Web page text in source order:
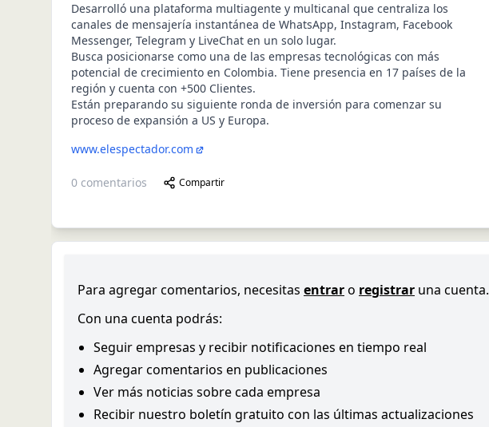
Desarrolló una plataforma multiagente y multicanal que centraliza los
canales de mensajería instantánea de WhatsApp, Instagram, Facebook
Messenger, Telegram y LiveChat en un solo lugar.
Busca posicionarse como una de las empresas tecnológicas con más
potencial de crecimiento en Colombia. Tiene presencia en 17 países de la
región y cuenta con +500 Clientes.
Están preparando su siguiente ronda de inversión para comenzar su
proceso de expansión a US y Europa.
www.elespectador.com
0 comentarios Compartir
Para agregar comentarios, necesitas entraro registrar una cuenta.
Con una cuenta podrás:
Seguir empresas y recibir notificaciones en tiempo real
Agregar comentarios en publicaciones
Ver más noticias sobre cada empresa
Recibir nuestro boletín gratuito con las últimas actualizaciones